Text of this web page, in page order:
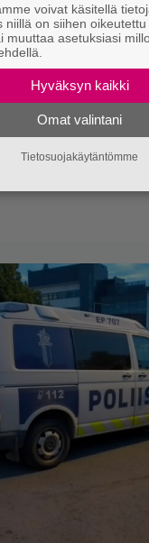
viimeinen
voivat käsitellä
niillä on siihen
muuttaa asetuksiasi
Hyväksyn kaikki
Omat valintani
Tietosuojakäytäntömme